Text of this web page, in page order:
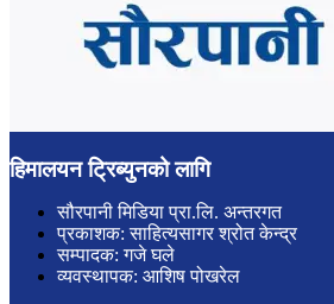
हिमालयन ट्रिब्युनको लागि
सौरपानी मिडिया प्रा.लि. अन्तरगत
प्रकाशक: साहित्यसागर श्रोत केन्द्र
सम्पादक: गजे घले
व्यवस्थापक: आशिष पोखरेल